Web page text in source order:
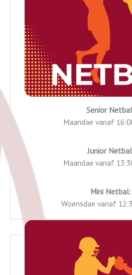
Senior
Maandae vanaf
Junior
Maandae vanaf
Mini Netbal:
Woensdae vanaf